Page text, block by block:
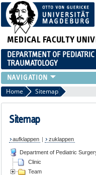
MEDICAL FACULTY
DEPARTMENT OF
TRAUMATOLOGY
CLINIC
TEAM
PATIENTS
EDUCATION
Home Sitemap
Sitemap
aufklappen | zuklappen
Department of Pediatric
Clinic
Team